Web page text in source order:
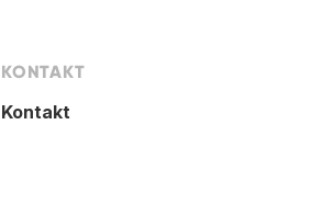
KONTAKT
Kontakt